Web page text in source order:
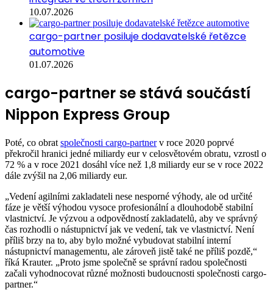
10.07.2026
cargo-partner posiluje dodavatelské řetězce
automotive
01.07.2026
cargo-partner se stává součástí
Nippon Express Group
Poté, co obrat společnosti cargo-partnerv roce 2020 poprvé
překročil hranici jedné miliardy eur v celosvětovém obratu, vzrostl o
72 % a v roce 2021 dosáhl více než 1,8 miliardy eur se v roce 2022
dále zvýšil na 2,06 miliardy eur.
„Vedení agilními zakladateli nese nesporné výhody, ale od určité
fáze je větší výhodou vysoce profesionální a dlouhodobě stabilní
vlastnictví. Je výzvou a odpovědností zakladatelů, aby ve správný
čas rozhodli o nástupnictví jak ve vedení, tak ve vlastnictví. Není
příliš brzy na to, aby bylo možné vybudovat stabilní interní
nástupnictví managementu, ale zároveň jistě také ne příliš pozdě,“
říká Krauter. „Proto jsme společně se správní radou společnosti
začali vyhodnocovat různé možnosti budoucnosti společnosti cargo-
partner.“